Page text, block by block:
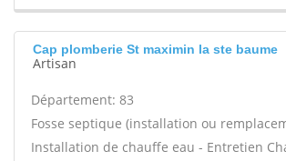
Cap plomberie St maximin la ste baume
Artisan
Département: 83
Fosse septique (installation ou
Installation de chauffe eau - Entretien